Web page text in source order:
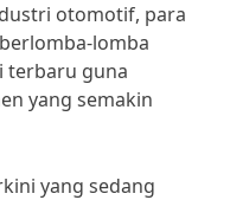
otomotif, para
lomba
terbaru guna
yang semakin
yang sedang